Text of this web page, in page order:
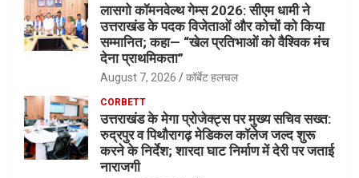
लासगो कॉमनवेल्थ गेम्स 2026: सीएम धामी ने
उत्तराखंड के पदक विजेताओं और कोचों को किया
सम्मानित; कहा— “खेल प्रतिभाओं को वैश्विक मंच
देना प्राथमिकता”
August 7, 2026 कॉर्बेट हलचल
CORBETT
उत्तराखंड के मेगा प्रोजेक्ट्स पर मुख्य सचिव सख्त:
रुद्रपुर व पिथौरागढ़ मेडिकल कॉलेज जल्द शुरू
करने के निर्देश; शारदा घाट निर्माण में देरी पर जताई
नाराजगी